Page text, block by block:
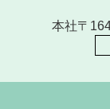
本社〒